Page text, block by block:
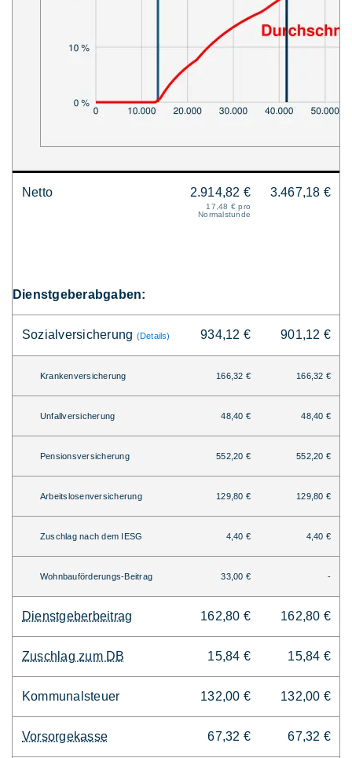
Netto 2.914,82 €
17,48 € pro
Normalstunde
3.467,18 €
Dienstgeberabgaben:
Sozialversicherung (Details) 934,12 € 901,12 €
Krankenversicherung 166,32 € 166,32 €
Unfallversicherung 48,40 € 48,40 €
Pensionsversicherung 552,20 € 552,20 €
Arbeitslosenversicherung 129,80 € 129,80 €
Zuschlag nach dem IESG 4,40 € 4,40 €
Wohnbauförderungs-Beitrag 33,00 € -
Dienstgeberbeitrag 162,80 € 162,80 €
Zuschlag zum DB 15,84 € 15,84 €
Kommunalsteuer 132,00 € 132,00 €
Vorsorgekasse 67,32 € 67,32 €